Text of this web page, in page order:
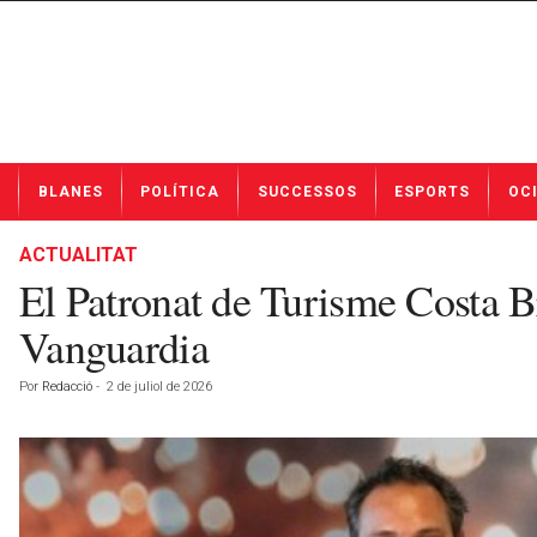
t
BLANES POLÍTICA SUCCESSOS ESPORTS OCI
ACTUALITAT
El Patronat de Turisme Costa
Vanguardia
Por Redacció - 2 de juliol de 2026